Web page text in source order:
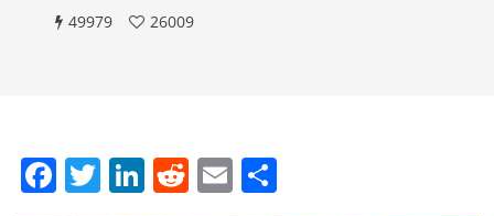
49979 26009
Facebook
Twitter
LinkedIn
Reddit
Email